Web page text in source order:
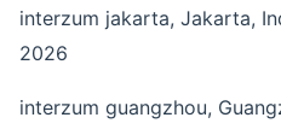
interzum jakarta, Jakarta,
2026
interzum guangzhou,